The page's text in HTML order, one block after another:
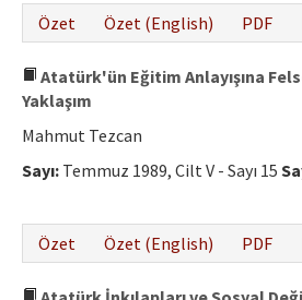
Özet
Özet (English) PDF
Atatürk'ün Eğitim Anlayışına
Yaklaşım
Mahmut Tezcan
Sayı: Temmuz 1989, Cilt V - Sayı 15
Özet
Özet (English) PDF